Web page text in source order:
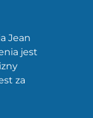
Jean
jest
za